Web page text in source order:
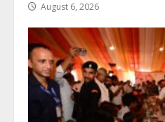
August 6, 2026